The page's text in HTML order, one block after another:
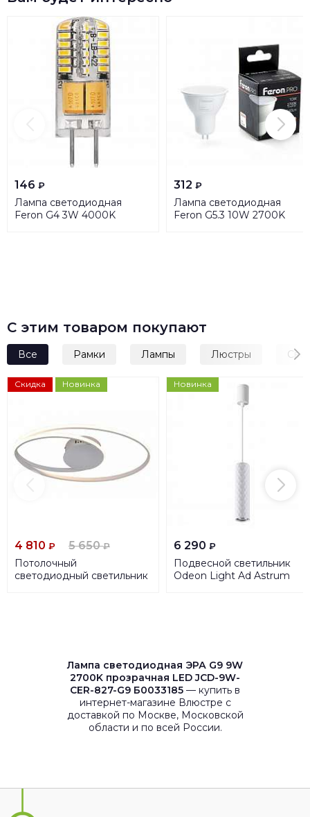
146 ₽
Лампа светодиодная
Feron G4 3W 4000K
312 ₽
Лампа светодиодная
Feron G5.3 10W 2700K
С этим товаром покупают
Все Рамки Лампы Люстры
Скидка Новинка
4 810 ₽ 5 650₽
Потолочный
светодиодный светильник
Новинка
6 290 ₽
Подвесной светильник
Odeon Light Ad Astrum
Лампа светодиодная ЭРА G9 9W
2700K прозрачная LED JCD-9W-
CER-827-G9 Б0033185 — купить в
интернет-магазине Влюстре с
доставкой по Москве, Московской
области и по всей России.